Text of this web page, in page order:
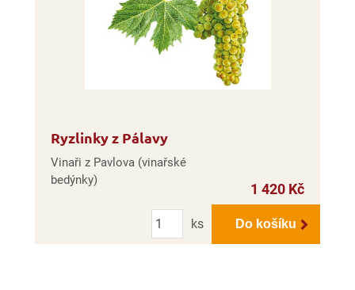
Ryzlinky z Pálavy
Vinaři z Pavlova (vinařské
bedýnky)
1 420 Kč
Počet
ks
Do košíku